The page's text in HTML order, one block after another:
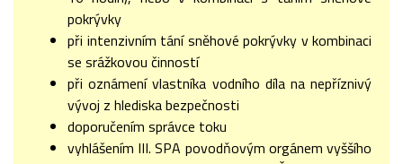
pokrývky
při intenzivním tání sněhové pokrývky v kombinaci
se srážkovou činností
při oznámení vlastníka vodního díla na nepříznivý
vývoj z hlediska bezpečnosti
doporučením správce toku
vyhlášením III. SPA povodňovým orgánem vyššího